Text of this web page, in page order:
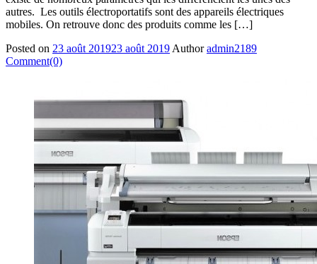
autres. Les outils électroportatifs sont des appareils électriques
mobiles. On retrouve donc des produits comme les […]
Posted on 23 août 201923 août 2019 Author admin2189
Comment(0)